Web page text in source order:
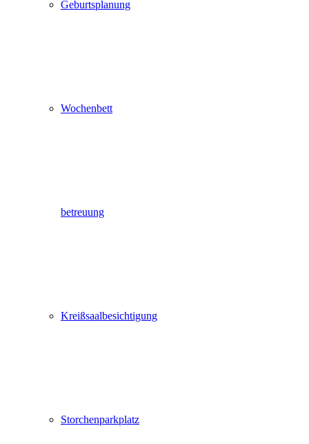
Geburtsplanung
Wochenbett
betreuung
Kreißsaalbesichtigung
Storchenparkplatz